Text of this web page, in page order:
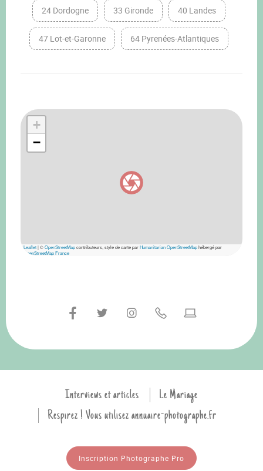
24 Dordogne 33 Gironde 40 Landes
47 Lot-et-Garonne 64 Pyrenées-Atlantiques
+
−
Leaflet|©OpenStreetMapcontributeurs, style de carte parHumanitarian OpenStreetMaphébergé par
OpenStreetMap France
Interviews et articles
Le Mariage
Respirez ! Vous utilisez annuaire-photographe.fr
Inscription Photographe Pro